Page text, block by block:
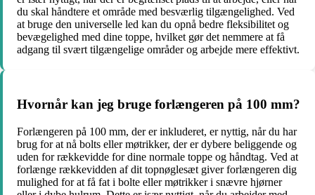
du skal håndtere et område med besværlig tilgængelighed. Ved
at bruge den universelle led kan du opnå bedre fleksibilitet og
bevægelighed med dine toppe, hvilket gør det nemmere at få
adgang til svært tilgængelige områder og arbejde mere effektivt.
Hvornår kan jeg bruge forlængeren på 100 mm?
Forlængeren på 100 mm, der er inkluderet, er nyttig, når du har
brug for at nå bolts eller møtrikker, der er dybere beliggende og
uden for rækkevidde for dine normale toppe og håndtag. Ved at
forlænge rækkevidden af dit topnøglesæt giver forlængeren dig
mulighed for at få fat i bolte eller møtrikker i snævre hjørner